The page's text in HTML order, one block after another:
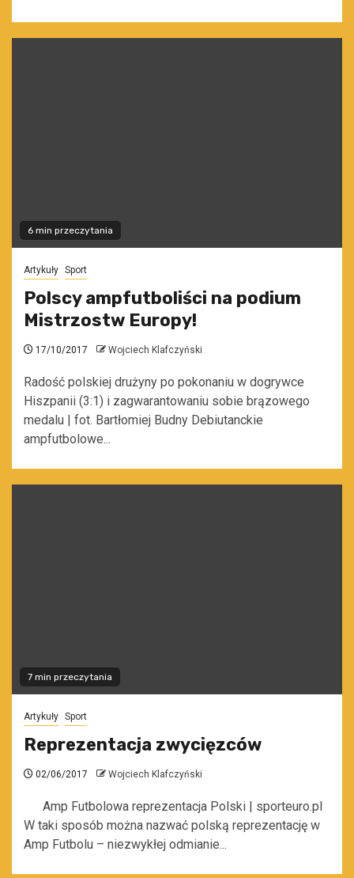
6 min przeczytania
Artykuły Sport
Polscy ampfutboliści na podium
Mistrzostw Europy!
17/10/2017 Wojciech Klafczyński
Radość polskiej drużyny po pokonaniu w dogrywce
Hiszpanii (3:1) i zagwarantowaniu sobie brązowego
medalu | fot. Bartłomiej Budny Debiutanckie
ampfutbolowe...
7 min przeczytania
Artykuły Sport
Reprezentacja zwycięzców
02/06/2017 Wojciech Klafczyński
Amp Futbolowa reprezentacja Polski | sporteuro.pl
W taki sposób można nazwać polską reprezentację w
Amp Futbolu – niezwykłej odmianie...